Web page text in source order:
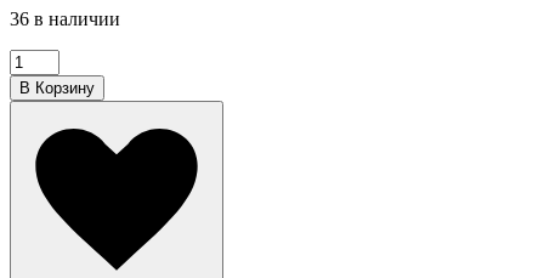
36 в наличии
Количество
товара
Wella
Professionals
Color
Touch
44/05
В Корзину